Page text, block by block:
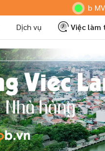
Hoteljob MV:
Dịch vụ
Việc làm